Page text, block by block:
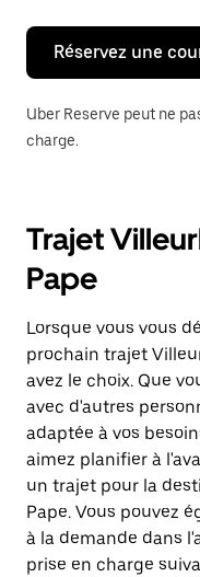
Échap
pour
fermer
calendrier.
Réservez une
Uber Reserve peut ne
charge.
Trajet
Pape
Lorsque vous vous
prochain trajet
avez le choix. Que
avec d'autres
adaptée à vos
aimez planifier à
un trajet pour la
Pape. Vous pouvez
à la demande dans
prise en charge